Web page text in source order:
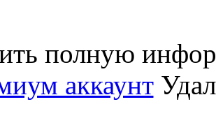
полную
аккаунт